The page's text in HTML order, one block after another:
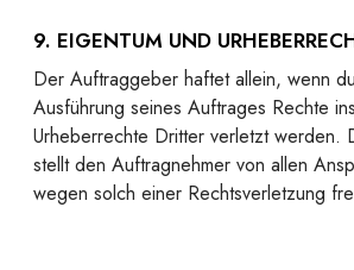
9. EIGENTUM UND
Der Auftraggeber haftet allein, wenn
Ausführung seines Auftrages Rechte
Urheberrechte Dritter verletzt werden.
stellt den Auftragnehmer von allen
wegen solch einer Rechtsverletzung